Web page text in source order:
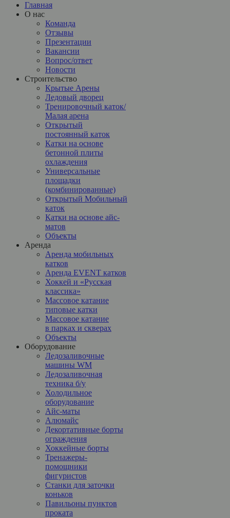
Главная
О нас
Команда
Отзывы
Презентации
Вакансии
Вопрос/ответ
Новости
Строительство
Крытые Арены
Ледовый дворец
Тренировочный каток/
Малая арена
Открытый
постоянный каток
Катки на основе
бетонной плиты
охлаждения
Универсальные
площадки
(комбинированные)
Открытый Мобильный
каток
Катки на основе айс-
матов
Объекты
Аренда
Аренда мобильных
катков
Аренда EVENT катков
Хоккей и «Русская
классика»
Массовое катание
типовые катки
Массовое катание
в парках и скверах
Объекты
Оборудование
Ледозаливочные
машины WM
Ледозаливочная
техника б/у
Холодильное
оборудование
Айс-маты
Алюмайс
Декортативные борты
ограждения
Хоккейные борты
Тренажеры-
помощники
фигуристов
Станки для заточки
коньков
Павильоны пунктов
проката